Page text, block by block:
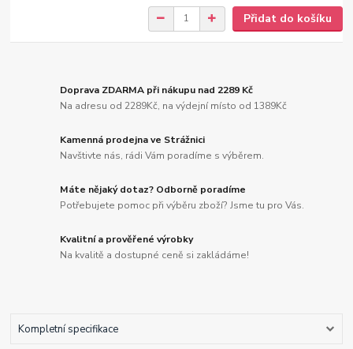
Přidat do košíku
Doprava ZDARMA při nákupu nad 2289 Kč
Na adresu od 2289Kč, na výdejní místo od 1389Kč
Kamenná prodejna ve Strážnici
Navštivte nás, rádi Vám poradíme s výběrem.
Máte nějaký dotaz? Odborně poradíme
Potřebujete pomoc při výběru zboží? Jsme tu pro Vás.
Kvalitní a prověřené výrobky
Na kvalitě a dostupné ceně si zakládáme!
Kompletní specifikace